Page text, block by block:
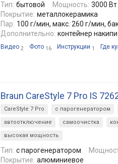
Тип: бытовой Мощность: 3000 Вт
Покрытие: металлокерамика
Пар: 100 г/мин, макс. 260 г/мин,
Дополнительно: контейнер накипи
Видео 2 Фото 16 Инструкции 1 Где
Braun CareStyle 7 Pro IS
CareStyle 7 Pro с парогенератором
автоотключение
самоочистка
высокая мощность
Тип: с парогенератором
Покрытие: алюминиевое